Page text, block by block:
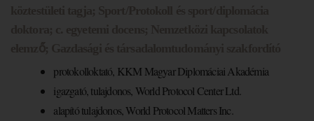
protokolloktató, KKM Magyar Diplomáciai Akadémia
igazgató, tulajdonos, World Protocol Center Ltd.
alapító tulajdonos, World Protocol Matters Inc.